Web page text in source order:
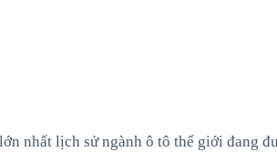
nhất lịch sử ngành ô tô thế giới đang